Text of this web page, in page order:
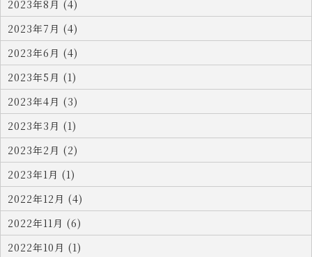
2023年8月 (4)
2023年7月 (4)
2023年6月 (4)
2023年5月 (1)
2023年4月 (3)
2023年3月 (1)
2023年2月 (2)
2023年1月 (1)
2022年12月 (4)
2022年11月 (6)
2022年10月 (1)